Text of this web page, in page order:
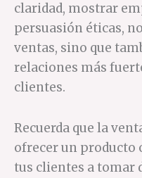
claridad, mostrar
persuasión éticas,
ventas, sino que
relaciones más
clientes.
Recuerda que la
ofrecer un producto
tus clientes a tomar